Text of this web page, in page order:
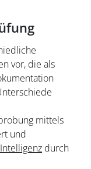
vor, die als
mittels
und
durch